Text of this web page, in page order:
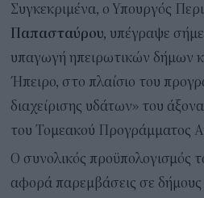
Συγκεκριμένα, ο Υπουργός
Παπασταύρου, υπέγραψε
υπαγωγή ηπειρωτικών δήμων
Ήπειρο, στο πλαίσιο του
διαχείρισης υδάτων» του
του Τομεακού Προγράμματος
Ο συνολικός προϋπολογισμός
αφορά παρεμβάσεις σε